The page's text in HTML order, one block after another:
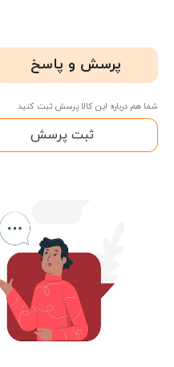
پرسش و پاسخ
شما هم درباره این کالا پرسش ثبت کنید
ثبت پرسش